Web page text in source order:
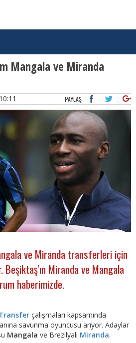
Mangala ve Miranda
PAYLAŞ
ve Miranda transferleri için
Miranda ve Mangala
haberimizde.
çalışmaları kapsamında
savunma oyuncusu arıyor. Adaylar
Mangala ve Brezilyalı Miranda.